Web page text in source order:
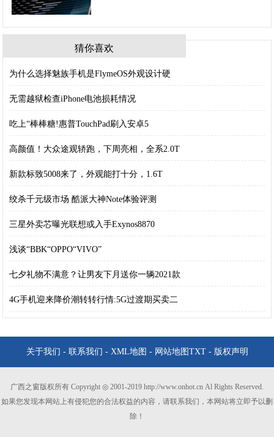
猜你喜欢
为什么选择魅族手机是FlymeOS外观设计硬
无需越狱检查iPhone电池损耗情况
吃上“棒棒糖!惠普TouchPad刷入安卓5
高颜值！大众途观轿跑，下周亮相，全系2.0T
新款标致5008来了，外观能打十分，1.6T
绞杀千元级市场 酷派大神Note体验评测
三星外卖芯曝光联想或入手Exynos8870
浅谈“BBK“OPPO“VIVO”
七夕礼物不满意？让男友下月送你一辆2021款
4G手机迎来降价潮转转行情:5G过渡期买卖二
关于我们 - 联系我们 - XML地图 - 网站地图 TXT- 版权声明
广西之窗版权所有 Copyright ◎ 2001-2019 http://www.onhot.cn Al Rights Reserved.
如果您发现本网站上有侵犯您的合法权益的内容，请联系我们，本网站将立即予以删
除！